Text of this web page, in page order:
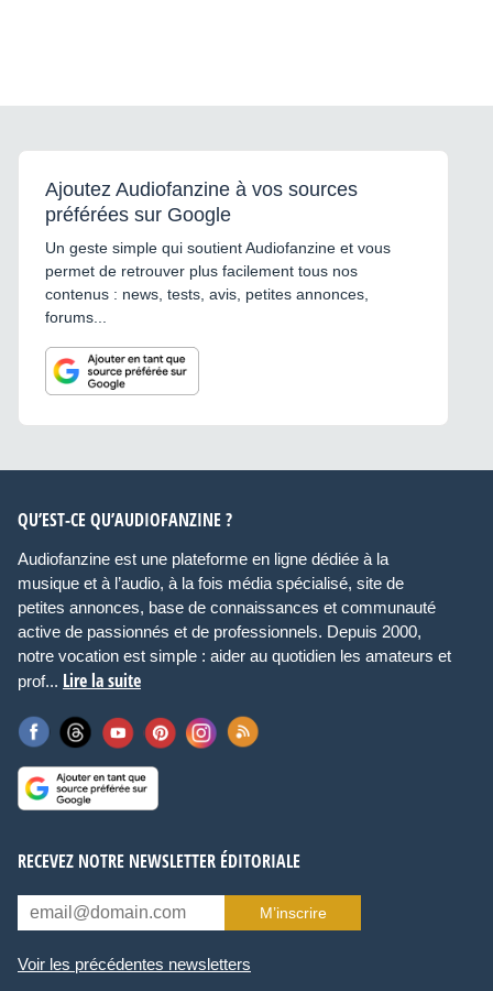
Ajoutez Audiofanzine à vos sources
préférées sur Google
Un geste simple qui soutient Audiofanzine et vous
permet de retrouver plus facilement tous nos
contenus : news, tests, avis, petites annonces,
forums...
QU’EST-CE QU’AUDIOFANZINE ?
Audiofanzine est une plateforme en ligne dédiée à la
musique et à l’audio, à la fois média spécialisé, site de
petites annonces, base de connaissances et communauté
active de passionnés et de professionnels. Depuis 2000,
notre vocation est simple : aider au quotidien les amateurs et
prof... Lire la suite
RECEVEZ NOTRE NEWSLETTER ÉDITORIALE
M’inscrire
Voir les précédentes newsletters